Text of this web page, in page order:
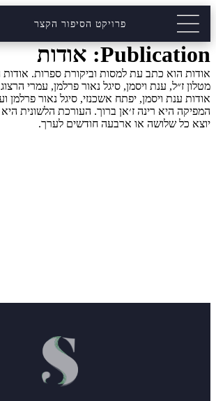
פרויקט הסיפור הקצר
Publication: אודות
אודות הוא כתב עת למסות וביקורת ספרות. אודות
מטלון ז״ל, ענת ויסמן, סיגל נאור פרלמן, עמרי
אודות ענת ויסמן, יפתח אשכנזי, סיגל נאור פרלמן
המפיקה היא רינה ז׳אן ברוך. העורכת הלשונית
יוצא כל שלושה או ארבעה חודשים לערך.